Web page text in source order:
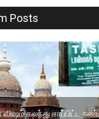
Posts
விஷம் கலந்து சாப்பிட்ட